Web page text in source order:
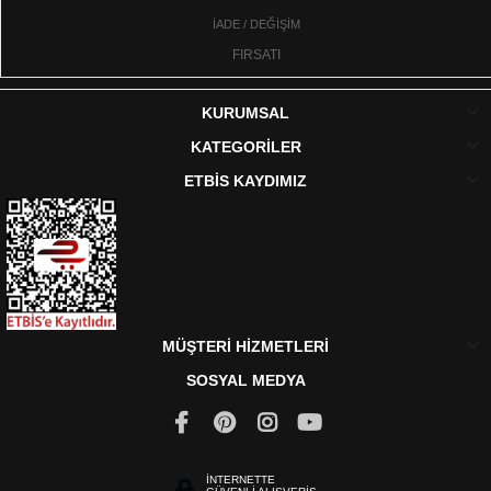
İADE / DEĞİŞİM
FIRSATI
KURUMSAL
KATEGORİLER
ETBİS KAYDIMIZ
MÜŞTERİ HİZMETLERİ
SOSYAL MEDYA
İNTERNETTE